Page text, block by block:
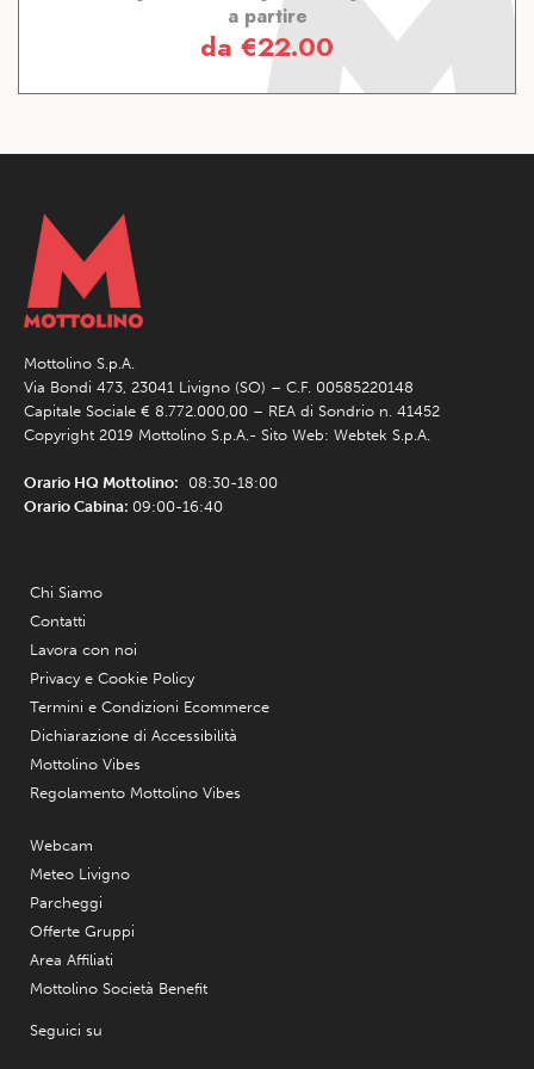
a partire
da €22.00
Mottolino S.p.A.
Via Bondi 473, 23041 Livigno (SO) – C.F. 00585220148
Capitale Sociale € 8.772.000,00 – REA di Sondrio n. 41452
Copyright 2019 Mottolino S.p.A.- Sito Web: Webtek S.p.A.
Orario HQ Mottolino: 08:30-18:00
Orario Cabina: 09:00-16:40
Chi Siamo
Contatti
Lavora con noi
Privacy e Cookie Policy
Termini e Condizioni Ecommerce
Dichiarazione di Accessibilità
Mottolino Vibes
Regolamento Mottolino Vibes
Webcam
Meteo Livigno
Parcheggi
Offerte Gruppi
Area Affiliati
Mottolino Società Benefit
Seguici su